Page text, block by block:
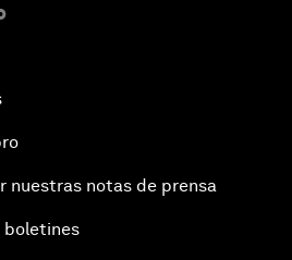
nuestras notas de prensa
boletines